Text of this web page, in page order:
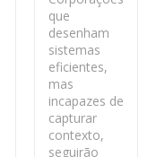
que
desenham
sistemas
eficientes,
mas
incapazes de
capturar
contexto,
seguirão